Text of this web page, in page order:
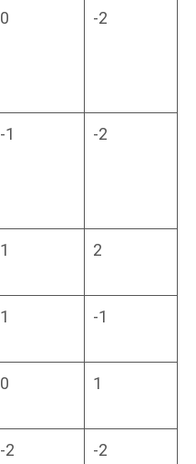
0 -2
-1 -2
1 2
1 -1
0 1
-2 -2